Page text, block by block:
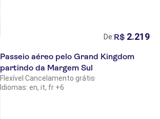
De:R$ 2.219
Passeio aéreo pelo Grand Kingdom
partindo da Margem Sul
Flexível ·Cancelamento grátis·
Idiomas: en, it, fr +6